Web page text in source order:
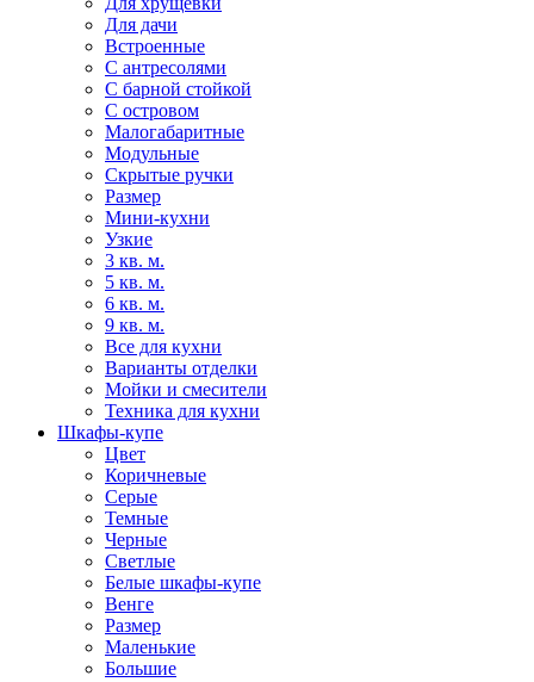
Для дачи
Встроенные
С антресолями
С барной стойкой
С островом
Малогабаритные
Модульные
Скрытые ручки
Размер
Мини-кухни
Узкие
3 кв. м.
5 кв. м.
6 кв. м.
9 кв. м.
Все для кухни
Варианты отделки
Мойки и смесители
Техника для кухни
Шкафы-купе
Цвет
Коричневые
Серые
Темные
Черные
Светлые
Белые шкафы-купе
Венге
Размер
Маленькие
Большие